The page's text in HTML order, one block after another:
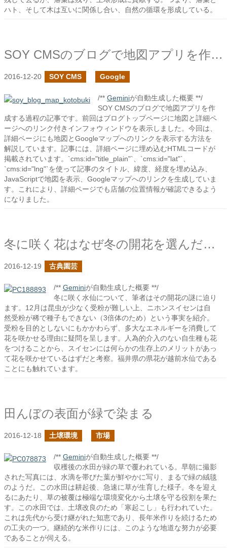
ハト、そして木は互いに関係し合い、自然の循環を形成している。
SOY CMSのブログで地図アプリを作ろう3
2016-12-20 SOY CMS Google
/** Geminiが自動生成した概要 **/
SOY CMSのブログで地図アプリを作
成する過程の記事です。前回はブログトップページに地図と詳細ペ
ージへのリンク付きインフォウィンドウを表示しました。今回は、
詳細ページにも地図とGoogleマップへのリンクを表示する方法を
解説しています。記事には、詳細ページに埋め込むHTMLコードが
掲載されています。`cms:id="title_plain"`、`cms:id="lat"`、
`cms:id="lng"`を使って記事のタイトル、緯度、経度を埋め込み、
JavaScriptで地図を表示、Googleマップへのリンクを生成していま
す。これにより、詳細ページでも店舗の位置情報が確認できるよう
になりました。
冬に咲く花はなぜ冬の開花を選んだのだろうか？
2016-12-19 古典園芸
/** Geminiが自動生成した概要 **/
冬に咲く水仙について、筆者はその開花の謎に迫り
ます。12月は昆虫が少なく受粉が難しい上、ニホンスイセンは自
然受粉が稀で種子もできない（3倍体のため）という事実を紹介。
受粉を目的としないにもかかわらず、多大なエネルギーを消費して
花を咲かせる理由に疑問を呈します。人為的介入のない自生種も花
をつけることから、スイセンには何らかの生存上のメリットがあっ
て花を咲かせているはずだと考察。福井県の県花が越前水仙である
ことにも触れています。
田んぼの表面が緑で染まる
2016-12-18 土壌環境 市場
/** Geminiが自動生成した概要 **/
収穫後の水田が緑の草で覆われている。早朝に撮影
された写真には、水滴を帯びた葉が鮮やかに写り、まるで緑の絨毯
のようだ。この水田は耕起後、急速に草が生育した様子。冬を迎え
るにあたり、草の被覆は極端な環境変化から土壌を守る役割を果た
す。この水田では、土壌改良のため「寒起こし」も行われていた。
これは先代から受け継がれた知恵であり、長年米作りを続けるため
の工夫の一つ。継続的な米作りには、このような地道な努力が必要
であることが伺える。